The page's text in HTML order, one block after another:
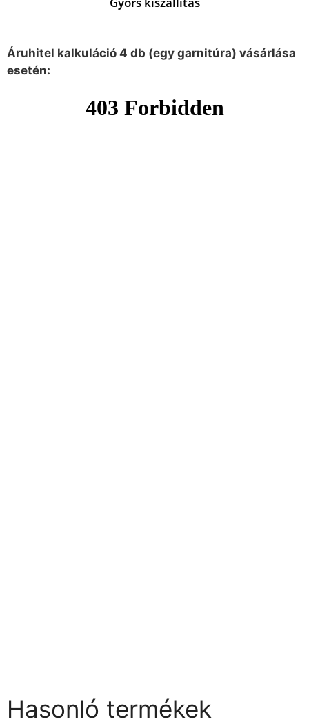
Áruhitel kalkuláció 4 db (egy garnitúra) vásárlása
esetén:
Hasonló termékek